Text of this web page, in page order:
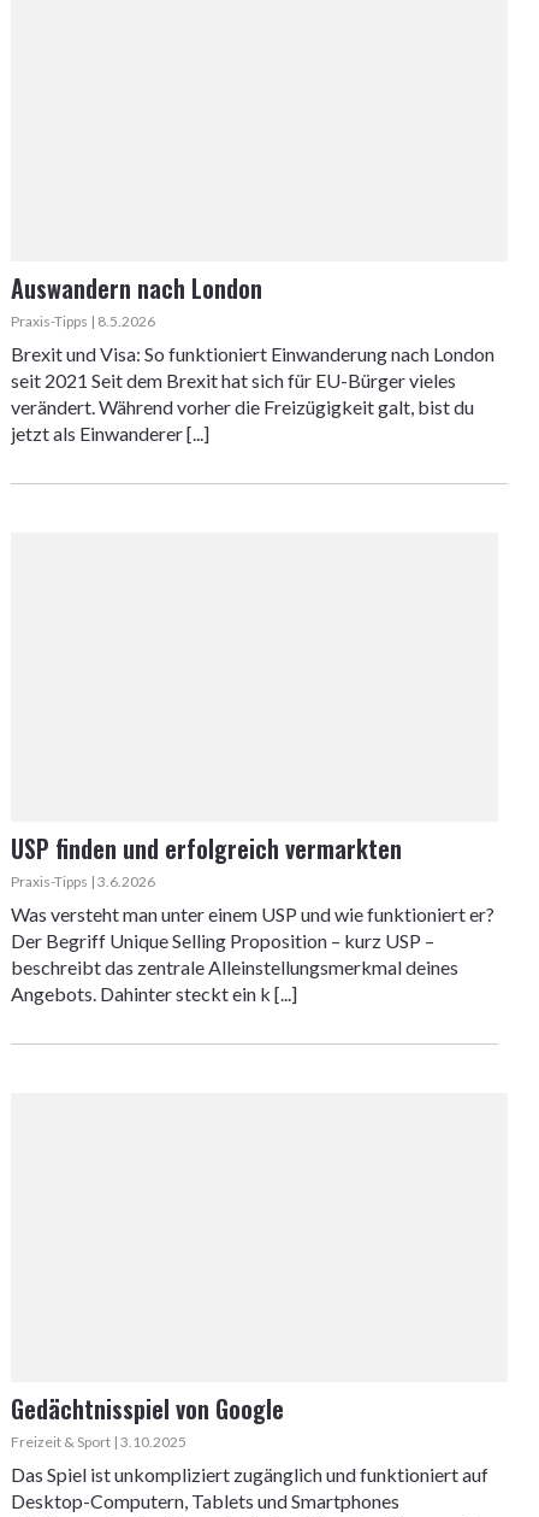
Auswandern nach London
Praxis-Tipps | 8.5.2026
Brexit und Visa: So funktioniert Einwanderung nach London
seit 2021 Seit dem Brexit hat sich für EU-Bürger vieles
verändert. Während vorher die Freizügigkeit galt, bist du
jetzt als Einwanderer [...]
USP finden und erfolgreich vermarkten
Praxis-Tipps | 3.6.2026
Was versteht man unter einem USP und wie funktioniert er?
Der Begriff Unique Selling Proposition – kurz USP –
beschreibt das zentrale Alleinstellungsmerkmal deines
Angebots. Dahinter steckt ein k [...]
Gedächtnisspiel von Google
Freizeit & Sport | 3.10.2025
Das Spiel ist unkompliziert zugänglich und funktioniert auf
Desktop-Computern, Tablets und Smartphones